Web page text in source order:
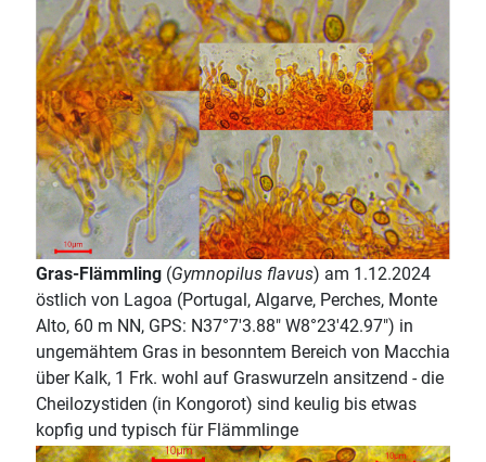
Gras-Flämmling (Gymnopilus flavus) am 1.12.2024
östlich von Lagoa (Portugal, Algarve, Perches, Monte
Alto, 60 m NN, GPS: N37°7'3.88" W8°23'42.97") in
ungemähtem Gras in besonntem Bereich von Macchia
über Kalk, 1 Frk. wohl auf Graswurzeln ansitzend - die
Cheilozystiden (in Kongorot) sind keulig bis etwas
kopfig und typisch für Flämmlinge